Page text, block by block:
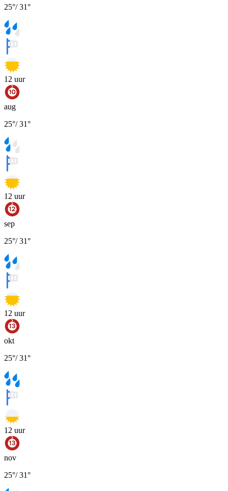
25°/31°
12 uur
aug
25°/31°
12 uur
sep
25°/31°
12 uur
okt
25°/31°
12 uur
nov
25°/31°